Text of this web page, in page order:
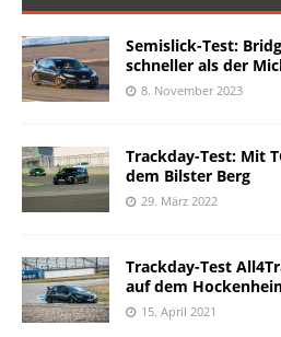
Semislick-Test:
schneller als der
8. November 2023
Trackday-Test: Mit
dem Bilster Berg
29. März 2022
Trackday-Test
auf dem
15. April 2021